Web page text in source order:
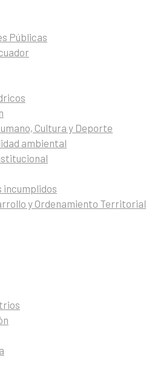
Públicas
Cultura y Deporte
ambiental
y Ordenamiento Territorial